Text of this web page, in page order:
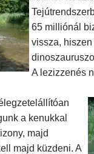
65 milliónál
vissza,
A lezizzenés
a kenukkal
majd
majd küzdeni. A